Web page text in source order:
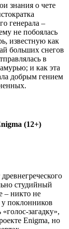
знания о чете
генерала –
не побоялась
известную как
больших снегов
в
и как эта
добрым гением
(12+)
студийный
– никто не
поклонников
загадку»,
Enigma, но